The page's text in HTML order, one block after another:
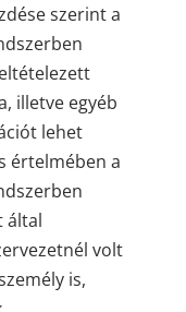
szerint a
illetve egyéb
lehet
értelmében a
által
volt
is,